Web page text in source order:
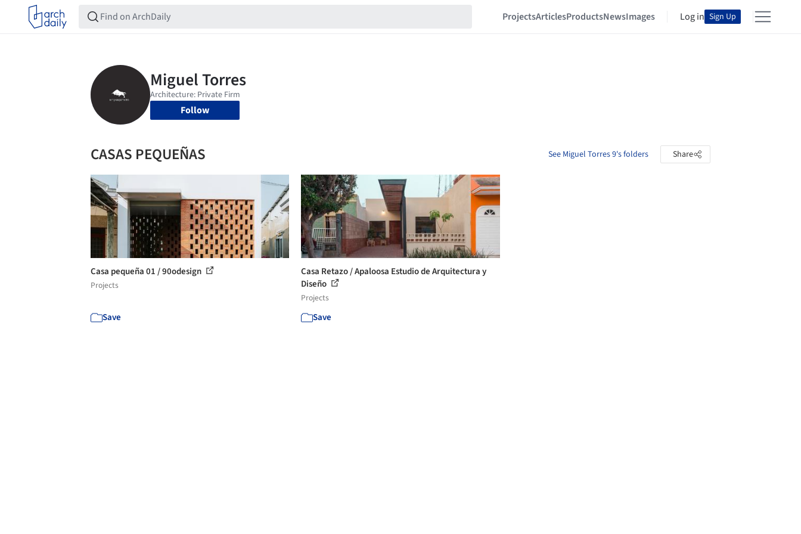
ProjectsArticlesProductsNewsImages Log in Sign Up
Follow
CASAS PEQUEÑAS See Miguel Torres 9's folders Share
Casa pequeña 01 / 90odesign
Projects
Save
Casa Retazo / Apaloosa Estudio de Arquitectura y
Diseño
Projects
Save